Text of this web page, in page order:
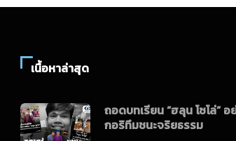
เนื้อหาล่าสุด
ถอดบทเรียน “ฮลุน โซโล่” อ
กอริทึมชนะจริยธรรม